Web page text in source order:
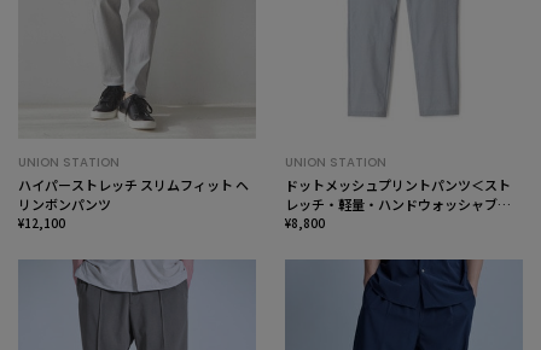
UNION STATION
ハイパーストレッチ スリムフィット ヘ
リンボンパンツ
¥12,100
UNION STATION
ドットメッシュプリントパンツ＜スト
レッチ・軽量・ハンドウォッシャブ
ル・通気性＞
¥8,800